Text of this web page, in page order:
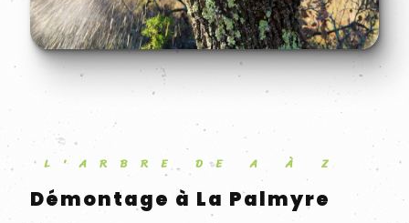
L'ARBRE DE A À Z
démontage à La Palmyre